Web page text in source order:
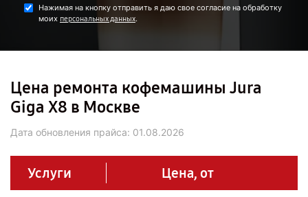
Нажимая на кнопку отправить я даю свое согласие на обработку
моих персональных данных.
Цена ремонта кофемашины Jura
Giga X8 в Москве
Дата обновления прайса: 01.08.2026
Услуги Цена, от